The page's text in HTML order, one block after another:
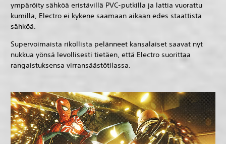
ympäröity sähköä eristävillä PVC-putkilla ja lattia vuorattu
kumilla, Electro ei kykene saamaan aikaan edes staattista
sähköä.
Supervoimaista rikollista pelänneet kansalaiset saavat nyt
nukkua yönsä levollisesti tietäen, että Electro suorittaa
rangaistuksensa virransäästötilassa.